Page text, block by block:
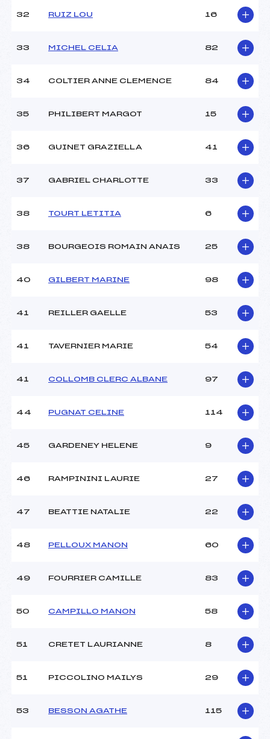
32 RUIZ LOU 16
33 MICHEL CELIA 82
34 COLTIER ANNE CLEMENCE 84
35 PHILIBERT MARGOT 15
36 GUINET GRAZIELLA 41
37 GABRIEL CHARLOTTE 33
38 TOURT LETITIA 6
38 BOURGEOIS ROMAIN ANAIS 25
40 GILBERT MARINE 98
41 REILLER GAELLE 53
41 TAVERNIER MARIE 54
41 COLLOMB CLERC ALBANE 97
44 PUGNAT CELINE 114
45 GARDENEY HELENE 9
46 RAMPININI LAURIE 27
47 BEATTIE NATALIE 22
48 PELLOUX MANON 60
49 FOURRIER CAMILLE 83
50 CAMPILLO MANON 58
51 CRETET LAURIANNE 8
51 PICCOLINO MAILYS 29
53 BESSON AGATHE 115